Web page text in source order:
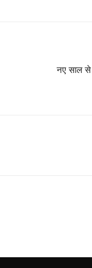
नए साल से